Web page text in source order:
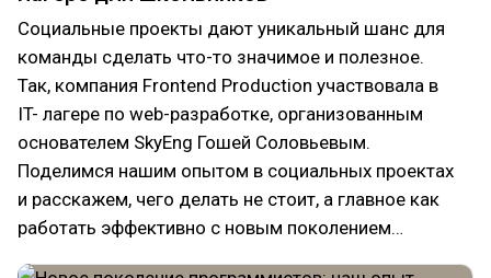
Социальные проекты дают уникальный шанс для
команды сделать что-то значимое и полезное.
Так, компания Frontend Production участвовала в
IT- лагере по web-разработке, организованным
основателем SkyEng Гошей Соловьевым.
Поделимся нашим опытом в социальных проектах
и расскажем, чего делать не стоит, а главное как
работать эффективно с новым поколением…